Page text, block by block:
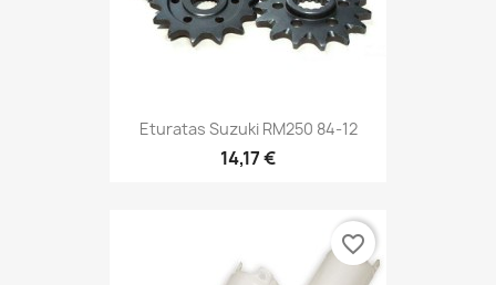
Eturatas Suzuki RM250 84-12
14,17 €
favorite_border